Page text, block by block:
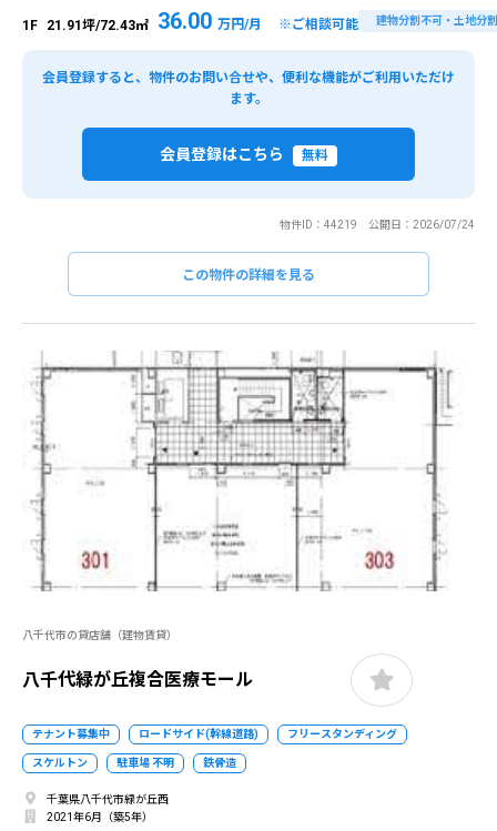
1F 21.91坪/72.43㎡ 36.00 万円/月 ※ご相談可能 建物分割不可・土地分
会員登録すると、物件のお問い合せや、便利な機能がご利用いただけ
ます。
会員登録はこちら 無料
物件ID：44219 公開日：2026/07/24
この物件の詳細を見る
八千代市の貸店舗（建物賃貸）
八千代緑が丘複合医療モール
テナント募集中 ロードサイド(幹線道路) フリースタンディング
スケルトン 駐車場 不明 鉄骨造
千葉県八千代市緑が丘西
2021年6月（築5年）